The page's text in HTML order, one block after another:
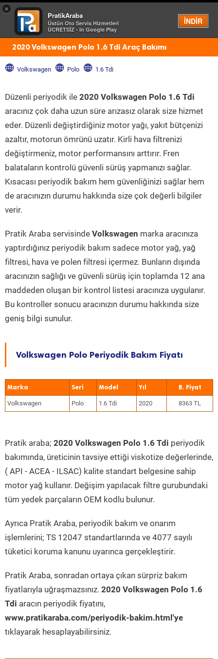
×
PratikAraba
Üstün Oto Servis Hizmetleri
ÜCRETSİZ - In Google Play
İNDİR
Menü
2020 Volkswagen Polo 1.6 Tdi Araç Bakımı
Volkswagen Polo 1.6 Tdi
Düzenli periyodik ile 2020 Volkswagen Polo 1.6 Tdi
aracınız çok daha uzun süre arızasız olarak size hizmet
eder. Düzenli değiştirdiğiniz motor yağı, yakıt bütçenizi
azaltır, motorun ömrünü uzatır. Kirli hava filtrenizi
değiştirmeniz, motor performansını arttırır. Fren
balataların kontrolü güvenli sürüş yapmanızı sağlar.
Kısacası periyodik bakım hem güvenliğinizi sağlar hem
de aracınızın durumu hakkında size çok değerli bilgiler
verir.
Pratik Araba servisinde Volkswagen marka aracınıza
yaptırdığınız periyodik bakım sadece motor yağ, yağ
filtresi, hava ve polen filtresi içermez. Bunların dışında
aracınızın sağlığı ve güvenli sürüş için toplamda 12 ana
maddeden oluşan bir kontrol listesi aracınıza uygulanır.
Bu kontroller sonucu aracınızın durumu hakkında size
geniş bilgi sunulur.
Volkswagen Polo Periyodik Bakım Fiyatı
Marka Seri Model Yıl
Volkswagen Polo 1.6 Tdi 2020 8363 TL
Pratik araba; 2020 Volkswagen Polo 1.6 Tdi periyodik
bakımında, üreticinin tavsiye ettiği viskotize değerlerinde,
( API - ACEA - ILSAC) kalite standart belgesine sahip
motor yağ kullanır. Değişim yapılacak filtre gurubundaki
tüm yedek parçaların OEM kodlu bulunur.
Ayrıca Pratik Araba, periyodik bakım ve onarım
işlemlerini; TS 12047 standartlarında ve 4077 sayılı
tüketici koruma kanunu uyarınca gerçekleştirir.
Pratik Araba, sonradan ortaya çıkan sürpriz bakım
fiyatlarıyla uğraşmazsınız. 2020 Volkswagen Polo 1.6
Tdi aracın periyodik fiyatını,
www.pratikaraba.com/periyodik-bakim.html'ye
tıklayarak hesaplayabilirsiniz.